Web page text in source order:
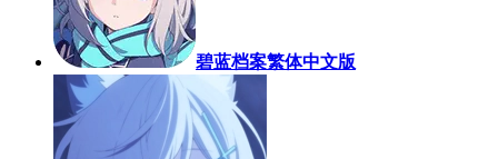
碧蓝档案繁体中文版